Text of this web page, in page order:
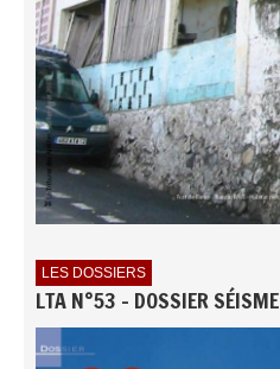
LES DOSSIERS
LTA N°53 - DOSSIER SÉISME